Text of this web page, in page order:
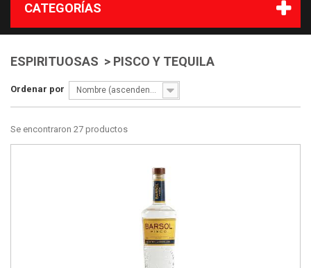
CATEGORÍAS
ESPIRITUOSAS > PISCO Y TEQUILA
Ordenar por Nombre (ascendente)
Se encontraron 27 productos